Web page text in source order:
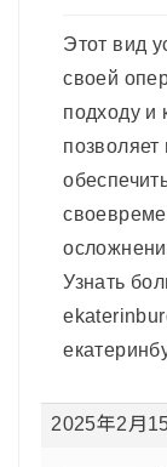
Этот вид
своей
подходу и
позволяет
Узнать
2025年2月